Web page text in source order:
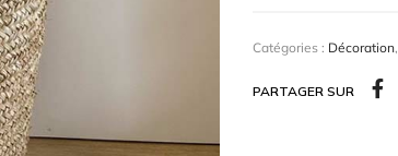
Catégories : Décoration,
PARTAGER SUR